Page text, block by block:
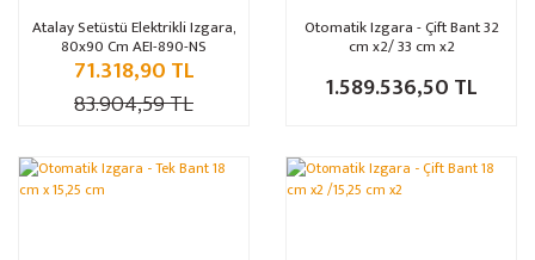
Atalay Setüstü Elektrikli Izgara,
80x90 Cm AEI-890-NS
71.318,90 TL
83.904,59 TL
Otomatik Izgara - Çift Bant 32
cm x2/ 33 cm x2
1.589.536,50 TL